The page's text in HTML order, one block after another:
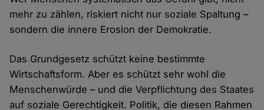
mehr zu zählen, riskiert nicht nur soziale Spaltung –
sondern die innere Erosion der Demokratie.
Das Grundgesetz schützt keine bestimmte
Wirtschaftsform. Aber es schützt sehr wohl die
Menschenwürde – und die Verpflichtung des Staates
auf soziale Gerechtigkeit. Politik, die diesen Rahmen